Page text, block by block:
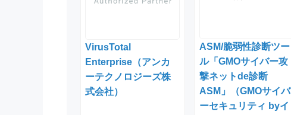
VirusTotal
Enterprise（アンカ
ーテクノロジーズ株
式会社）
ASM/脆弱性診断ツー
ル「GMOサイバー攻
撃ネットde診断
ASM」（GMOサイバ
ーセキュリティ byイ